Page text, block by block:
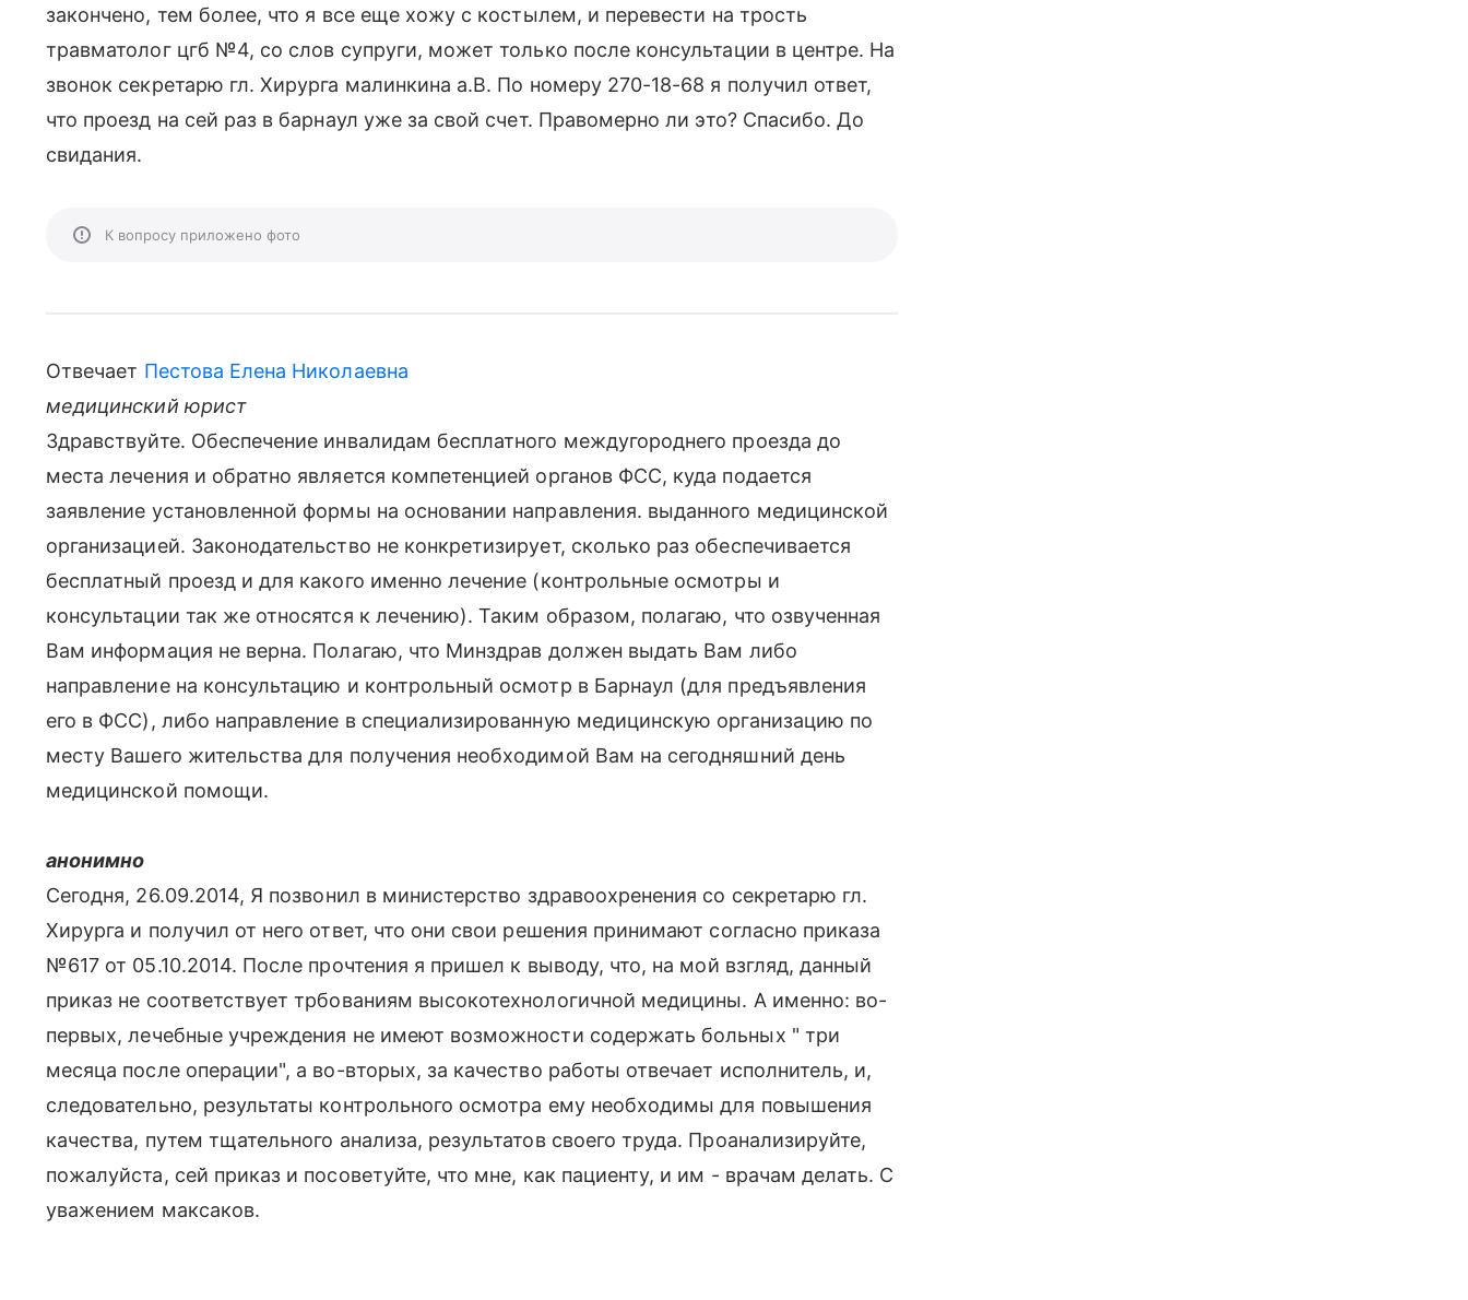
закончено, тем более, что я все еще хожу с костылем, и перевести на трость
травматолог цгб №4, со слов супруги, может только после консультации в центре. На
звонок секретарю гл. Хирурга малинкина а.В. По номеру 270-18-68 я получил ответ,
что проезд на сей раз в барнаул уже за свой счет. Правомерно ли это? Спасибо. До
свидания.
К вопросу приложено фото
Отвечает Пестова Елена Николаевна
медицинский юрист
Здравствуйте. Обеспечение инвалидам бесплатного междугороднего проезда до
места лечения и обратно является компетенцией органов ФСС, куда подается
заявление установленной формы на основании направления. выданного медицинской
организацией. Законодательство не конкретизирует, сколько раз обеспечивается
бесплатный проезд и для какого именно лечение (контрольные осмотры и
консультации так же относятся к лечению). Таким образом, полагаю, что озвученная
Вам информация не верна. Полагаю, что Минздрав должен выдать Вам либо
направление на консультацию и контрольный осмотр в Барнаул (для предъявления
его в ФСС), либо направление в специализированную медицинскую организацию по
месту Вашего жительства для получения необходимой Вам на сегодняшний день
медицинской помощи.
анонимно
Сегодня, 26.09.2014, Я позвонил в министерство здравоохренения со секретарю гл.
Хирурга и получил от него ответ, что они свои решения принимают согласно приказа
№617 от 05.10.2014. После прочтения я пришел к выводу, что, на мой взгляд, данный
приказ не соответствует трбованиям высокотехнологичной медицины. А именно: во-
первых, лечебные учреждения не имеют возможности содержать больных " три
месяца после операции", а во-вторых, за качество работы отвечает исполнитель, и,
следовательно, результаты контрольного осмотра ему необходимы для повышения
качества, путем тщательного анализа, результатов своего труда. Проанализируйте,
пожалуйста, сей приказ и посоветуйте, что мне, как пациенту, и им - врачам делать. С
уважением максаков.